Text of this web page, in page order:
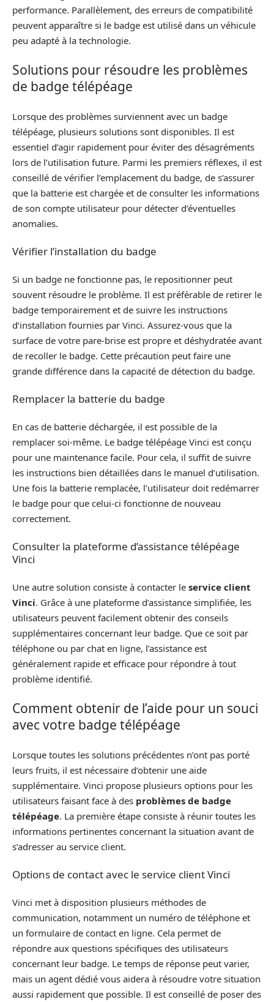
performance. Parallèlement, des erreurs de compatibilité
peuvent apparaître si le badge est utilisé dans un véhicule
peu adapté à la technologie.
Solutions pour résoudre les problèmes
de badge télépéage
Lorsque des problèmes surviennent avec un badge
télépéage, plusieurs solutions sont disponibles. Il est
essentiel d’agir rapidement pour éviter des désagréments
lors de l’utilisation future. Parmi les premiers réflexes, il est
conseillé de vérifier l’emplacement du badge, de s’assurer
que la batterie est chargée et de consulter les informations
de son compte utilisateur pour détecter d’éventuelles
anomalies.
Vérifier l’installation du badge
Si un badge ne fonctionne pas, le repositionner peut
souvent résoudre le problème. Il est préférable de retirer le
badge temporairement et de suivre les instructions
d’installation fournies par Vinci. Assurez-vous que la
surface de votre pare-brise est propre et déshydratée avant
de recoller le badge. Cette précaution peut faire une
grande différence dans la capacité de détection du badge.
Remplacer la batterie du badge
En cas de batterie déchargée, il est possible de la
remplacer soi-même. Le badge télépéage Vinci est conçu
pour une maintenance facile. Pour cela, il suffit de suivre
les instructions bien détaillées dans le manuel d’utilisation.
Une fois la batterie remplacée, l’utilisateur doit redémarrer
le badge pour que celui-ci fonctionne de nouveau
correctement.
Consulter la plateforme d’assistance télépéage
Vinci
Une autre solution consiste à contacter le service client
Vinci. Grâce à une plateforme d’assistance simplifiée, les
utilisateurs peuvent facilement obtenir des conseils
supplémentaires concernant leur badge. Que ce soit par
téléphone ou par chat en ligne, l’assistance est
généralement rapide et efficace pour répondre à tout
problème identifié.
Comment obtenir de l’aide pour un souci
avec votre badge télépéage
Lorsque toutes les solutions précédentes n’ont pas porté
leurs fruits, il est nécessaire d’obtenir une aide
supplémentaire. Vinci propose plusieurs options pour les
utilisateurs faisant face à des problèmes de badge
télépéage. La première étape consiste à réunir toutes les
informations pertinentes concernant la situation avant de
s’adresser au service client.
Options de contact avec le service client Vinci
Vinci met à disposition plusieurs méthodes de
communication, notamment un numéro de téléphone et
un formulaire de contact en ligne. Cela permet de
répondre aux questions spécifiques des utilisateurs
concernant leur badge. Le temps de réponse peut varier,
mais un agent dédié vous aidera à résoudre votre situation
aussi rapidement que possible. Il est conseillé de poser des